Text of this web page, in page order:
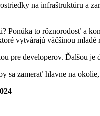
na infraštruktúru a
Ponúka to rôznorodosť a
vytvárajú väčšinou mladé
pre developerov. Ďalšou
sa zamerať hlavne na